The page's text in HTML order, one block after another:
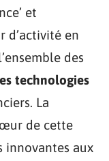
et
d’activité en
des
technologies
La
de cette
aux